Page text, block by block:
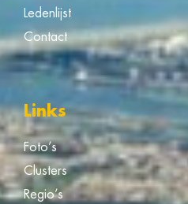
Ledenlijst
Contact
Links
Foto’s
Clusters
Regio’s